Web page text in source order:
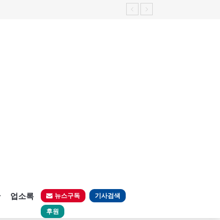
업소록 뉴스구독 기사검색
후원